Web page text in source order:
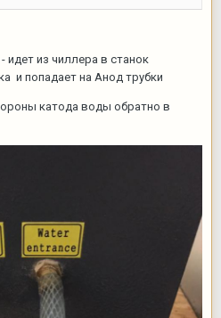
идет из чиллера в станок
и попадает на Анод трубки
катода воды обратно в